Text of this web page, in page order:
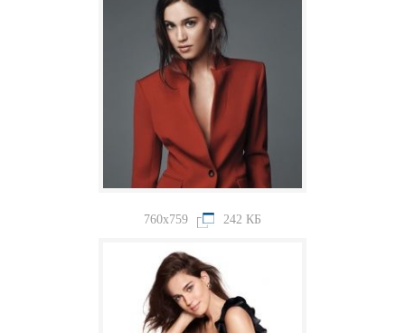
760x759 242 КБ